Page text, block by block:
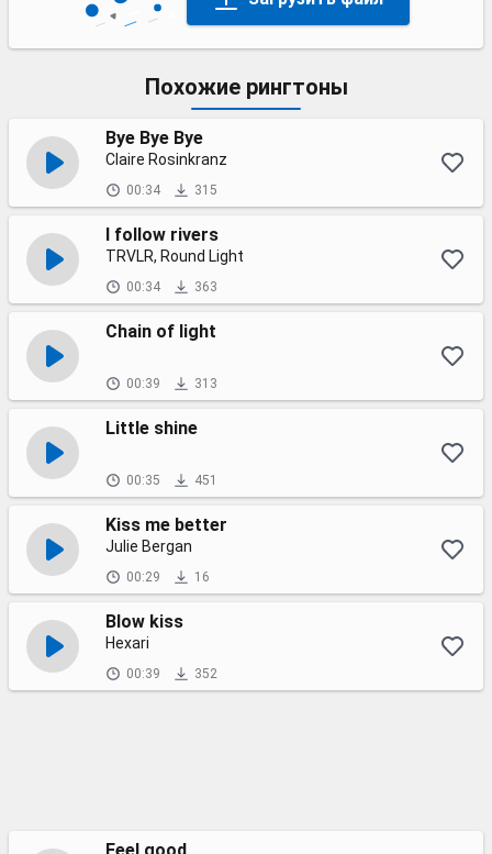
Похожие рингтоны
Bye Bye Bye
Claire Rosinkranz
00:34 315
I follow rivers
TRVLR, Round Light
00:34 363
Chain of light
00:39 313
Little shine
00:35 451
Kiss me better
Julie Bergan
00:29 16
Blow kiss
Hexari
00:39 352